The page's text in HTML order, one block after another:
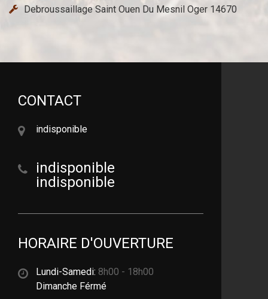
Debroussaillage Saint Ouen Du Mesnil Oger 14670
CONTACT
indisponible
indisponible
indisponible
HORAIRE D'OUVERTURE
Lundi-Samedi: 8h00 - 18h00
Dimanche Férmé